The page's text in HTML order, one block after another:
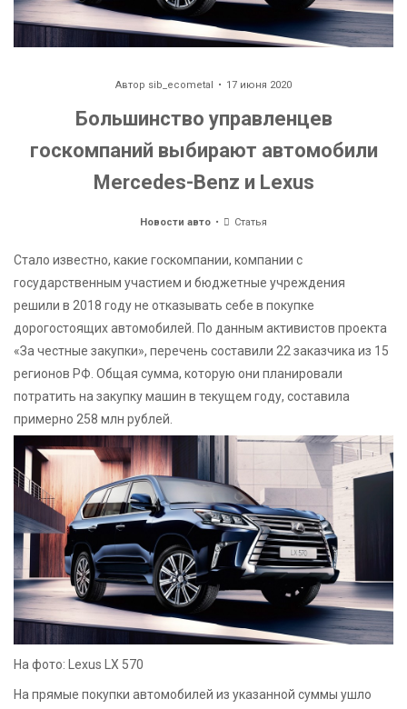
Автор sib_ecometal 17 июня 2020
Большинство управленцев
госкомпаний выбирают автомобили
Mercedes-Benz и Lexus
Новости авто Статья
Стало известно, какие госкомпании, компании с
государственным участием и бюджетные учреждения
решили в 2018 году не отказывать себе в покупке
дорогостоящих автомобилей. По данным активистов проекта
«За честные закупки», перечень составили 22 заказчика из 15
регионов РФ. Общая сумма, которую они планировали
потратить на закупку машин в текущем году, составила
примерно 258 млн рублей.
На фото: Lexus LX 570
На прямые покупки автомобилей из указанной суммы ушло